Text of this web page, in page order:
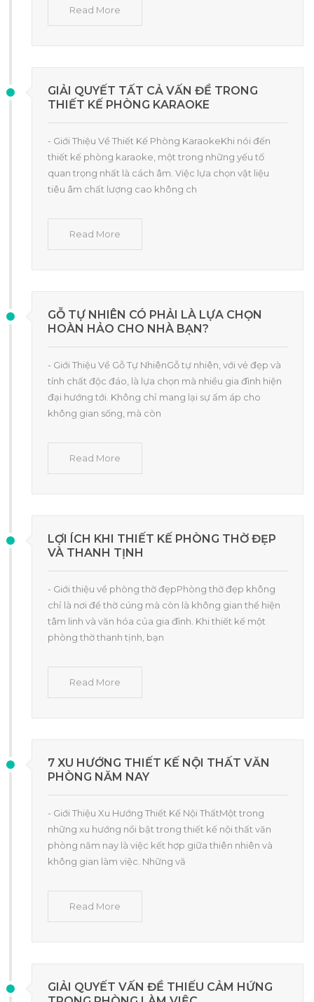
Read More
GIẢI QUYẾT TẤT CẢ VẤN ĐỀ TRONG
THIẾT KẾ PHÒNG KARAOKE
- Giới Thiệu Về Thiết Kế Phòng KaraokeKhi nói đến
thiết kế phòng karaoke, một trong những yếu tố
quan trọng nhất là cách âm. Việc lựa chọn vật liệu
tiêu âm chất lượng cao không ch
Read More
GỖ TỰ NHIÊN CÓ PHẢI LÀ LỰA CHỌN
HOÀN HẢO CHO NHÀ BẠN?
- Giới Thiệu Về Gỗ Tự NhiênGỗ tự nhiên, với vẻ đẹp và
tính chất độc đáo, là lựa chọn mà nhiều gia đình hiện
đại hướng tới. Không chỉ mang lại sự ấm áp cho
không gian sống, mà còn
Read More
LỢI ÍCH KHI THIẾT KẾ PHÒNG THỜ ĐẸP
VÀ THANH TỊNH
- Giới thiệu về phòng thờ đẹpPhòng thờ đẹp không
chỉ là nơi để thờ cúng mà còn là không gian thể hiện
tâm linh và văn hóa của gia đình. Khi thiết kế một
phòng thờ thanh tịnh, bạn
Read More
7 XU HƯỚNG THIẾT KẾ NỘI THẤT VĂN
PHÒNG NĂM NAY
- Giới Thiệu Xu Hướng Thiết Kế Nội ThấtMột trong
những xu hướng nổi bật trong thiết kế nội thất văn
phòng năm nay là việc kết hợp giữa thiên nhiên và
không gian làm việc. Những vă
Read More
GIẢI QUYẾT VẤN ĐỀ THIẾU CẢM HỨNG